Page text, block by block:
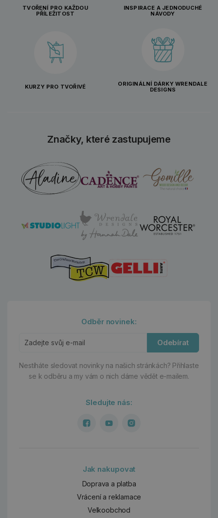
TVOŘENÍ PRO KAŽDOU
PŘÍLEŽITOST
INSPIRACE A JEDNODUCHÉ
NÁVODY
KURZY PRO TVOŘIVÉ
ORIGINÁLNÍ DÁRKY WRENDALE
DESIGNS
Značky, které zastupujeme
Odběr novinek:
Odebírat
Nestíháte sledovat novinky na našich stránkách? Přihlaste
se k odběru a my vám o nich dáme vědět e-mailem.
Sledujte nás:
Jak nakupovat
Doprava a platba
Vrácení a reklamace
Velkoobchod